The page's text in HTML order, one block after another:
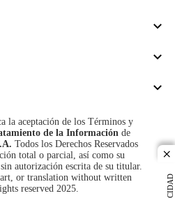
la aceptación de los Términos y
de la Información de
Todos los Derechos Reservados
total o parcial, así como su
autorización escrita de su titular.
or translation without written
reserved 2025.